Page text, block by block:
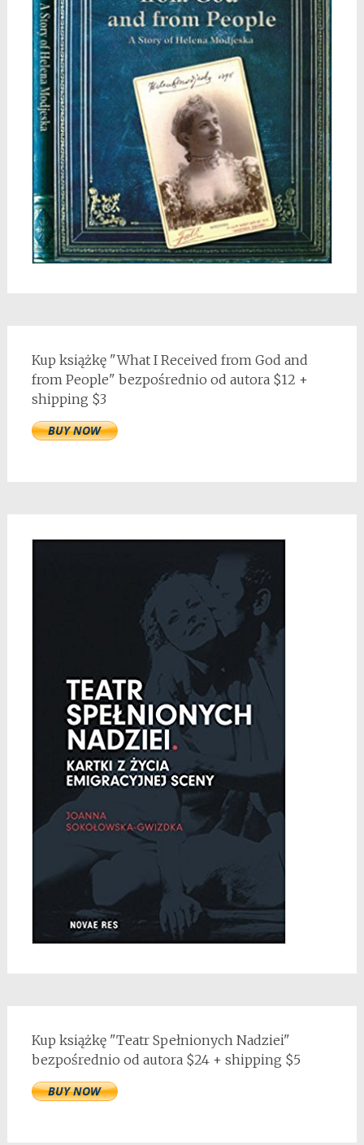
Kup książkę "What I Received from God and
from People" bezpośrednio od autora $12 +
shipping $3
Kup książkę "Teatr Spełnionych Nadziei"
bezpośrednio od autora $24 + shipping $5